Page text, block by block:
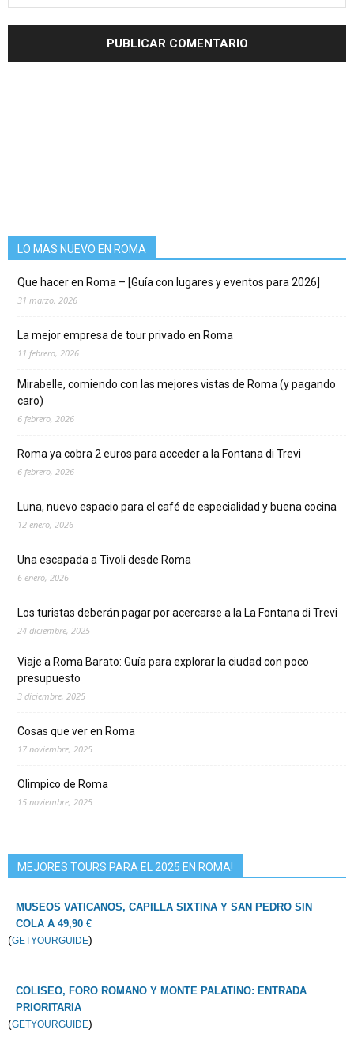
LO MAS NUEVO EN ROMA
Que hacer en Roma – [Guía con lugares y eventos para 2026]
31 marzo, 2026
La mejor empresa de tour privado en Roma
11 febrero, 2026
Mirabelle, comiendo con las mejores vistas de Roma (y pagando
caro)
6 febrero, 2026
Roma ya cobra 2 euros para acceder a la Fontana di Trevi
6 febrero, 2026
Luna, nuevo espacio para el café de especialidad y buena cocina
12 enero, 2026
Una escapada a Tivoli desde Roma
6 enero, 2026
Los turistas deberán pagar por acercarse a la La Fontana di Trevi
24 diciembre, 2025
Viaje a Roma Barato: Guía para explorar la ciudad con poco
presupuesto
3 diciembre, 2025
Cosas que ver en Roma
17 noviembre, 2025
Olimpico de Roma
15 noviembre, 2025
MEJORES TOURS PARA EL 2025 EN ROMA!
MUSEOS VATICANOS, CAPILLA SIXTINA Y SAN PEDRO SIN
COLA A 49,90 €
(GETYOURGUIDE)
COLISEO, FORO ROMANO Y MONTE PALATINO: ENTRADA
PRIORITARIA
(GETYOURGUIDE)